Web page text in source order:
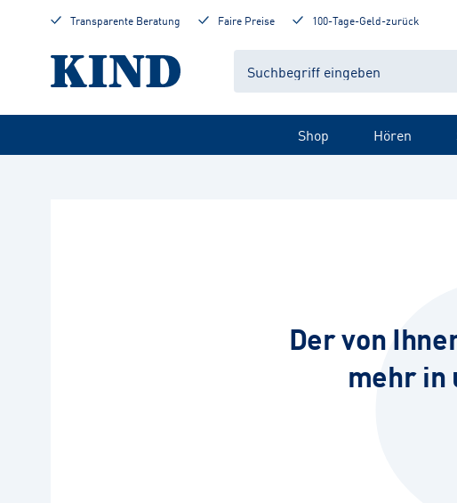
Transparente Beratung Faire Preise 100-Tage-Geld-zurück
Shop Hören
Der von
mehr in